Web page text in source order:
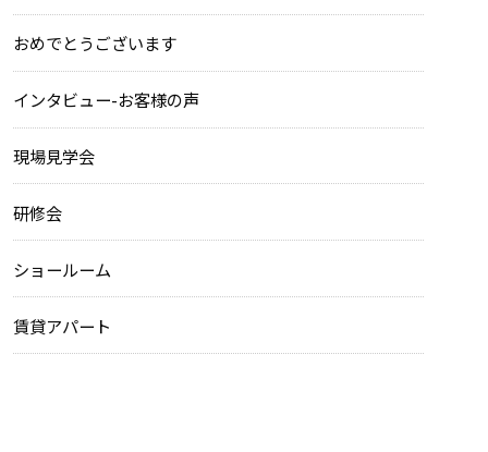
おめでとうございます
インタビュー-お客様の声
現場見学会
研修会
ショールーム
賃貸アパート